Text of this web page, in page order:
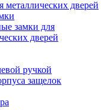
металлических дверей
замки для
дверей
ручкой
защелок